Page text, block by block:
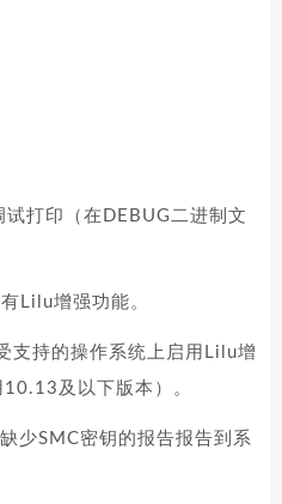
打印（在DEBUG二进制文
Lilu增强功能。
支持的操作系统上启用Lilu增
及以下版本）。
少SMC密钥的报告报告到系